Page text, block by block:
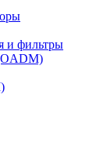
и фильтры